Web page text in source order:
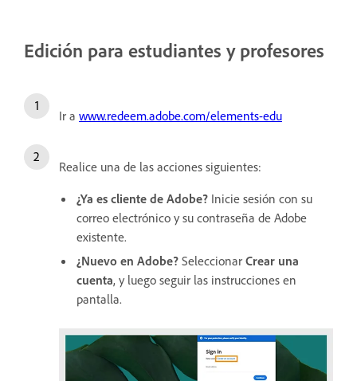
Edición para estudiantes y profesores
Ir a www.redeem.adobe.com/elements-edu
Realice una de las acciones siguientes:
¿Ya es cliente de Adobe? Inicie sesión con su
correo electrónico y su contraseña de Adobe
existente.
¿Nuevo en Adobe? Seleccionar Crear una
cuenta, y luego seguir las instrucciones en
pantalla.